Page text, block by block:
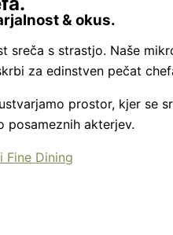
& okus.
sreča s strastjo. Naše
za edinstven pečat
ustvarjamo prostor, kjer se
posameznih akterjev.